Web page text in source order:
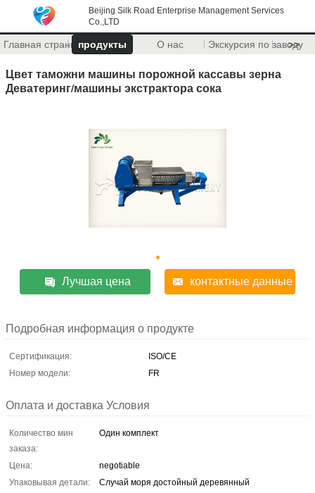
Beijing Silk Road Enterprise Management Services
Co.,LTD
Главная страницапродукты О нас Экскурсия по заводу
>>
Цвет таможни машины порожной кассавы зерна
Деватеринг/машины экстрактора сока
Лучшая цена контактные данные
Подробная информация о продукте
Сертификация:
ISO/CE
Номер модели:
FR
Оплата и доставка Условия
Количество мин
заказа:
Один комплект
Цена:
negotiable
Упаковывая детали:
Случай моря достойный деревянный